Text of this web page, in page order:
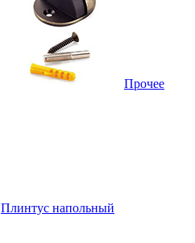
Прочее
Плинтус напольный